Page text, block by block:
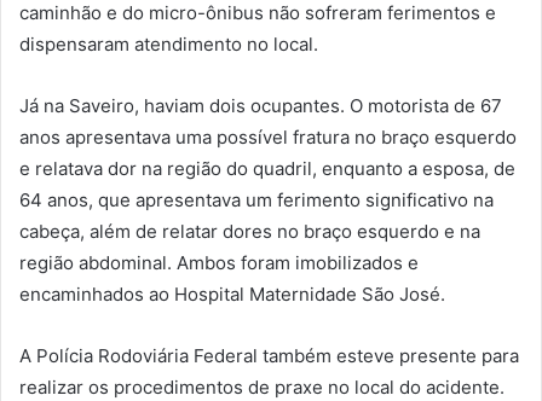
caminhão e do micro-ônibus não sofreram ferimentos e
dispensaram atendimento no local.
Já na Saveiro, haviam dois ocupantes. O motorista de 67
anos apresentava uma possível fratura no braço esquerdo
e relatava dor na região do quadril, enquanto a esposa, de
64 anos, que apresentava um ferimento significativo na
cabeça, além de relatar dores no braço esquerdo e na
região abdominal. Ambos foram imobilizados e
encaminhados ao Hospital Maternidade São José.
A Polícia Rodoviária Federal também esteve presente para
realizar os procedimentos de praxe no local do acidente.